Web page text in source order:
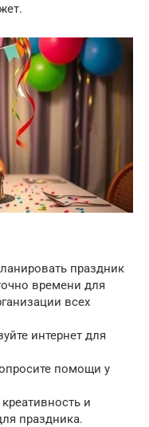
праздник
времени для
всех
интернет для
помощи у
и
праздника.